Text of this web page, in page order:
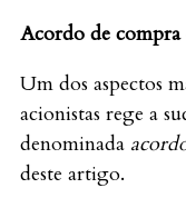
Acordo de compra
Um dos aspectos
acionistas rege a
denominada
deste artigo.